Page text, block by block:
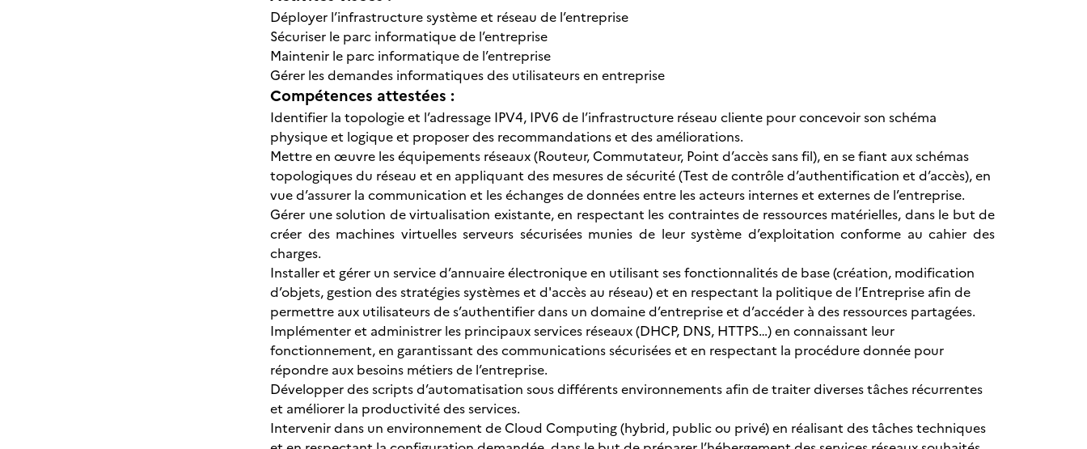
Déployer l’infrastructure système et réseau de l’entreprise
Sécuriser le parc informatique de l’entreprise
Maintenir le parc informatique de l’entreprise
Gérer les demandes informatiques des utilisateurs en entreprise
Compétences attestées :
Identifier la topologie et l’adressage IPV4, IPV6 de l’infrastructure réseau cliente pour concevoir son schéma
physique et logique et proposer des recommandations et des améliorations.
Mettre en œuvre les équipements réseaux (Routeur, Commutateur, Point d’accès sans fil), en se fiant aux schémas
topologiques du réseau et en appliquant des mesures de sécurité (Test de contrôle d’authentification et d’accès), en
vue d’assurer la communication et les échanges de données entre les acteurs internes et externes de l’entreprise.
Gérer une solution de virtualisation existante, en respectant les contraintes de ressources matérielles, dans le but de
créer des machines virtuelles serveurs sécurisées munies de leur système d’exploitation conforme au cahier des
charges.
Installer et gérer un service d’annuaire électronique en utilisant ses fonctionnalités de base (création, modification
d’objets, gestion des stratégies systèmes et d'accès au réseau) et en respectant la politique de l’Entreprise afin de
permettre aux utilisateurs de s’authentifier dans un domaine d’entreprise et d’accéder à des ressources partagées.
Implémenter et administrer les principaux services réseaux (DHCP, DNS, HTTPS…) en connaissant leur
fonctionnement, en garantissant des communications sécurisées et en respectant la procédure donnée pour
répondre aux besoins métiers de l’entreprise.
Développer des scripts d’automatisation sous différents environnements afin de traiter diverses tâches récurrentes
et améliorer la productivité des services.
Intervenir dans un environnement de Cloud Computing (hybrid, public ou privé) en réalisant des tâches techniques